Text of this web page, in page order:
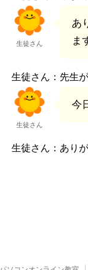
生徒さん
あ
ま
生徒さん：先生
生徒さん
今
生徒さん：あり